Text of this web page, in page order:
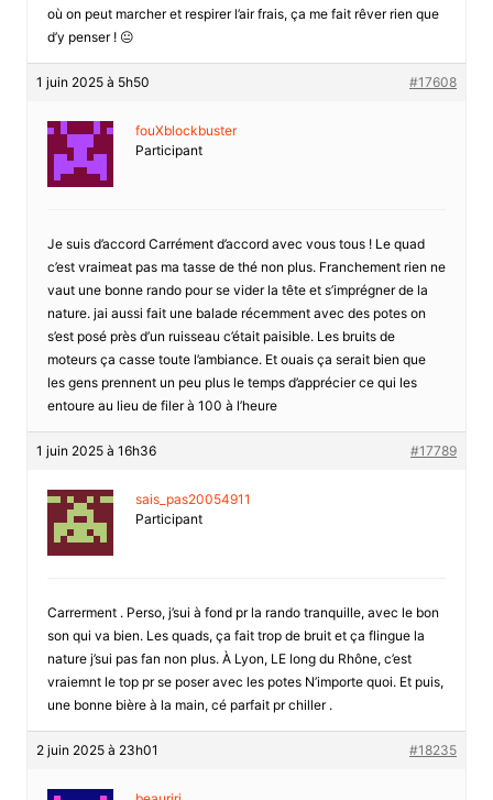
où on peut marcher et respirer l’air frais, ça me fait rêver rien que
d’y penser ! 😐
1 juin 2025 à 5h50 #17608
fouXblockbuster
Participant
Je suis d’accord Carrément d’accord avec vous tous ! Le quad
c’est vraimeat pas ma tasse de thé non plus. Franchement rien ne
vaut une bonne rando pour se vider la tête et s’imprégner de la
nature. jai aussi fait une balade récemment avec des potes on
s’est posé près d’un ruisseau c’était paisible. Les bruits de
moteurs ça casse toute l’ambiance. Et ouais ça serait bien que
les gens prennent un peu plus le temps d’apprécier ce qui les
entoure au lieu de filer à 100 à l’heure
1 juin 2025 à 16h36 #17789
sais_pas20054911
Participant
Carrerment . Perso, j’sui à fond pr la rando tranquille, avec le bon
son qui va bien. Les quads, ça fait trop de bruit et ça flingue la
nature j’sui pas fan non plus. À Lyon, LE long du Rhône, c’est
vraiemnt le top pr se poser avec les potes N’importe quoi. Et puis,
une bonne bière à la main, cé parfait pr chiller .
2 juin 2025 à 23h01 #18235